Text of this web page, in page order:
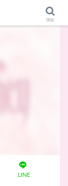
LINE
検索